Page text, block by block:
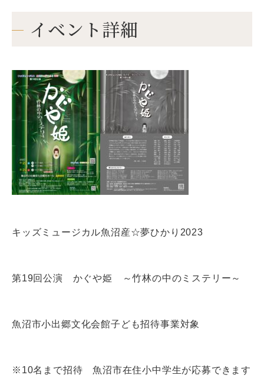
イベント詳細
キッズミュージ カル魚沼産☆夢ひかり2023
第19回公演 かぐや姫 ～竹林の中のミステリー～
魚沼市小出郷文化会館子ども招待事業対象
※10名まで招待 魚沼市在住小中学生が応募できます